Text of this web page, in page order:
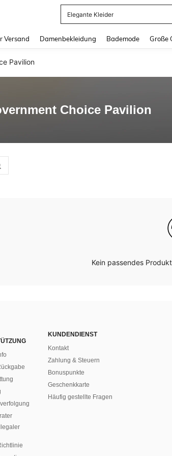
Elegante Kleider
Versand Damenbekleidung Bademode Große
Pavilion
Choice Pavilion
Kein passendes
KUNDENDIENST
Kontakt
Zahlung & Steuern
Bonuspunkte
Geschenkkarte
Häufig gestellte Fragen